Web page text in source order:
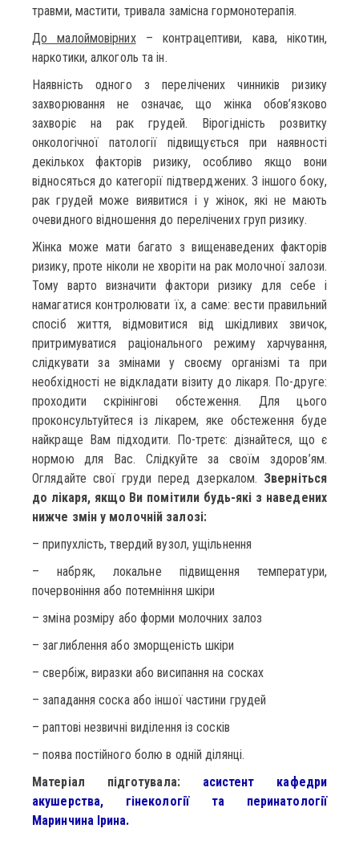
травми, мастити, тривала замісна гормонотерапія.
До малоймовірних– контрацептиви, кава, нікотин,
наркотики, алкоголь та ін.
Наявність одного з перелічених чинників ризику
захворювання не означає, що жінка обов’язково
захворіє на рак грудей. Вірогідність розвитку
онкологічної патології підвищується при наявності
декількох факторів ризику, особливо якщо вони
відносяться до категорії підтверджених. З іншого боку,
рак грудей може виявитися і у жінок, які не мають
очевидного відношення до перелічених груп ризику.
Жінка може мати багато з вищенаведених факторів
ризику, проте ніколи не хворіти на рак молочної залози.
Тому варто визначити фактори ризику для себе і
намагатися контролювати їх, а саме: вести правильний
спосіб життя, відмовитися від шкідливих звичок,
притримуватися раціонального режиму харчування,
слідкувати за змінами у своєму організмі та при
необхідності не відкладати візиту до лікаря. По-друге:
проходити скрінінгові обстеження. Для цього
проконсультуйтеся із лікарем, яке обстеження буде
найкраще Вам підходити. По-третє: дізнайтеся, що є
нормою для Вас. Слідкуйте за своїм здоров’ям.
Оглядайте свої груди перед дзеркалом. Зверніться
до лікаря, якщо Ви помітили будь-які з наведених
нижче змін у молочній залозі:
– припухлість, твердий вузол, ущільнення
– набряк, локальне підвищення температури,
почервоніння або потемніння шкіри
– зміна розміру або форми молочних залоз
– заглиблення або зморщеність шкіри
– свербіж, виразки або висипання на сосках
– западання соска або іншої частини грудей
– раптові незвичні виділення із сосків
– поява постійного болю в одній ділянці.
Матеріал підготувала: асистент кафедри
акушерства, гінекології та перинатології
Маринчина Ірина.